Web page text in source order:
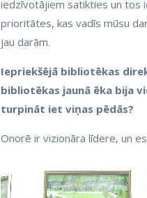
iedzīvotājiem satikties un tos
prioritātes, kas vadīs mūsu
jau darām.
Iepriekšējā bibliotēkas
bibliotēkas jaunā ēka bija
turpināt iet viņas pēdās?
Onorē ir vizionāra līdere, un